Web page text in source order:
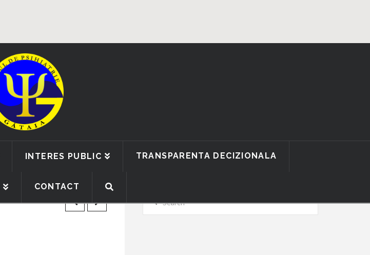
INTERES PUBLIC TRANSPARENTA DECIZIONALA
CONTACT